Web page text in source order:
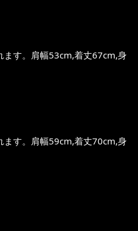
す。肩幅53cm,着丈67cm,身
す。肩幅59cm,着丈70cm,身